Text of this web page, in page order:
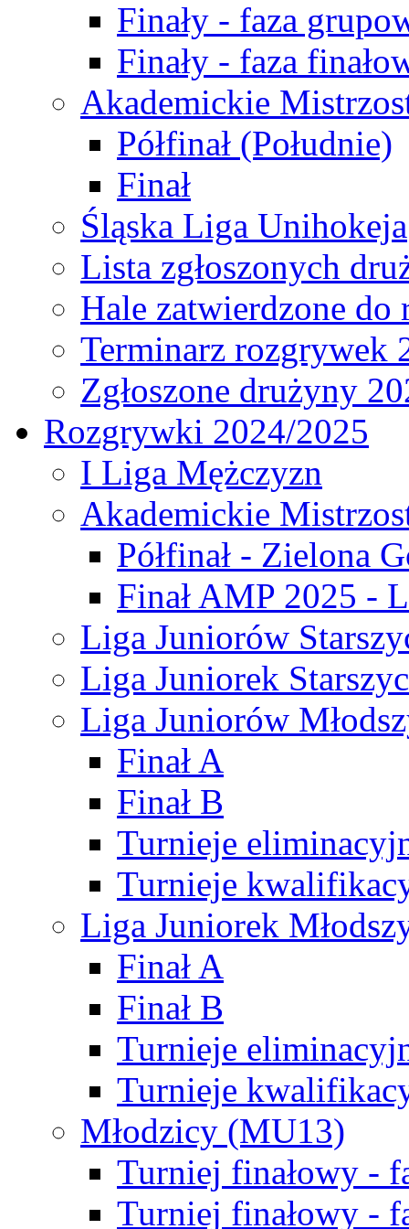
Finały - faza
Finały - faza
Akademickie
Półfinał (Południe)
Finał
Śląska Liga Unihokeja
Lista zgłoszonych
Hale zatwierdzone do
Terminarz rozgrywek
Zgłoszone drużyny
Rozgrywki 2024/2025
I Liga Mężczyzn
Akademickie
Półfinał - Zielona
Finał AMP 2025 -
Liga Juniorów
Liga Juniorek
Liga Juniorów
Finał A
Finał B
Turnieje
Turnieje
Liga Juniorek
Finał A
Finał B
Turnieje
Turnieje
Młodzicy (MU13)
Turniej finałowy -
Turniej finałowy -